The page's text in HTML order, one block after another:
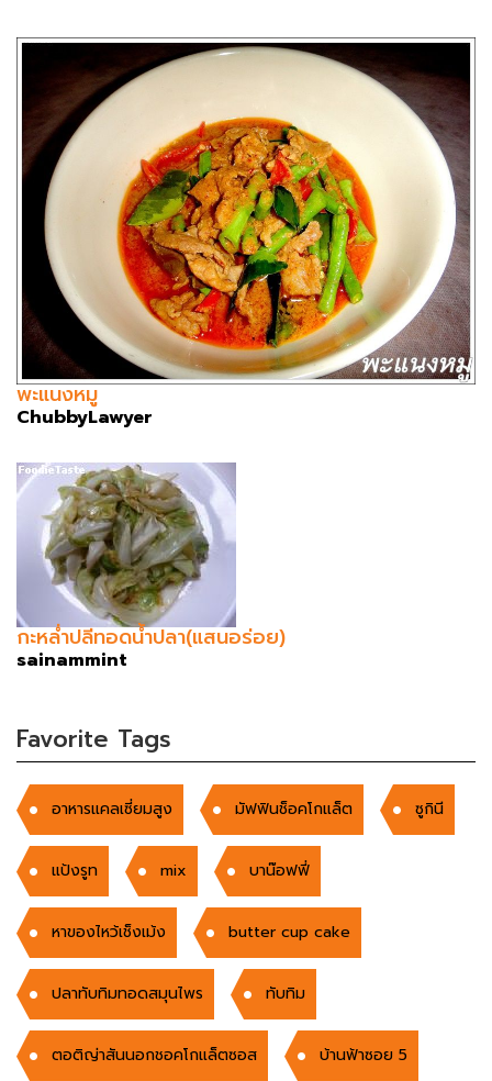
พะแนงหมู
ChubbyLawyer
กะหล่ำปลีทอดน้ำปลา(แสนอร่อย)
sainammint
Favorite Tags
อาหารแคลเซี่ยมสูง มัฟฟินช็อคโกแล็ต ซูกินี
แป้งรูท mix บาน๊อฟฟี่
หาของไหว้เช็งเม้ง butter cup cake
ปลาทับทิมทอดสมุนไพร ทับทิม
ตอติญ่าสันนอกชอคโกแล็ตซอส บ้านฟ้าซอย 5